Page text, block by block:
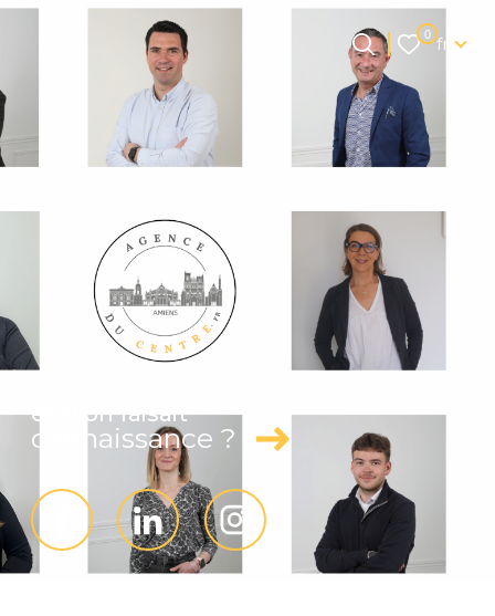
0 Langue
fr
et si on faisait
connaissance ?